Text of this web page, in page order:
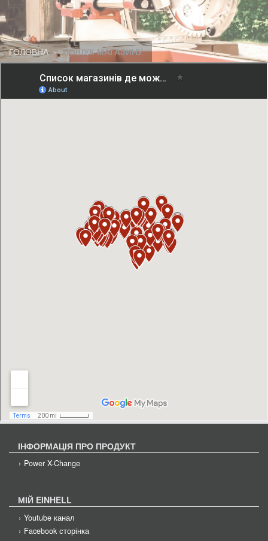
ГОЛОВНА ПОШУК МАГАЗИНУ
ІНФОРМАЦІЯ ПРО ПРОДУКТ
Power X-Change
МІЙ EINHELL
Youtube канал
Facebook сторінка